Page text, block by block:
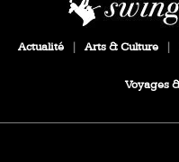
Actualité | Arts & Culture |
Voyages